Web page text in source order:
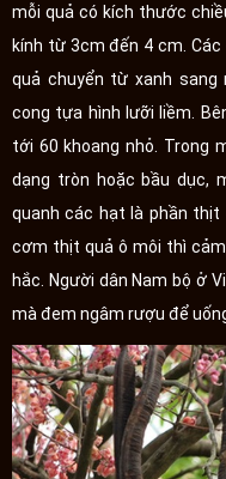
mỗi quả có kích thước
kính từ 3cm đến 4 cm.
quả chuyển từ xanh sang
cong tựa hình lưỡi liềm.
tới 60 khoang nhỏ. Trong
dạng tròn hoặc bầu dục,
quanh các hạt là phần thịt
cơm thịt quả ô môi thì
hắc. Người dân Nam bộ ở
mà đem ngâm rượu để